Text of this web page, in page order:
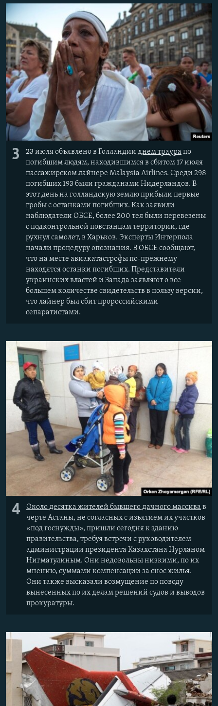
3 23 июля объявлено в Голландии днем траура по
погибшим людям, находившимся в сбитом 17 июля
пассажирском лайнере Malaysia Airlines. Среди 298
погибших 193 были гражданами Нидерландов. В
этот день на голландскую землю прибыли первые
гробы с останками погибших. Как заявили
наблюдатели ОБСЕ, более 200 тел были перевезены
с подконтрольной повстанцам территории, где
рухнул самолет, в Харьков. Эксперты Интерпола
начали процедуру опознания. В ОБСЕ сообщают,
что на месте авиакатастрофы по-прежнему
находятся останки погибших. Представители
украинских властей и Запада заявляют о все
большем количестве свидетельств в пользу версии,
что лайнер был сбит пророссийскими
сепаратистами.
4 Около десятка жителей бывшего дачного массива в
черте Астаны, не согласных с изъятием их участков
«под госнужды», пришли сегодня к зданию
правительства, требуя встречи с руководителем
администрации президента Казахстана Нурланом
Нигматулиным. Они недовольны низкими, по их
мнению, суммами компенсации за снос жилья.
Они также высказали возмущение по поводу
вынесенных по их делам решений судов и выводов
прокуратуры.